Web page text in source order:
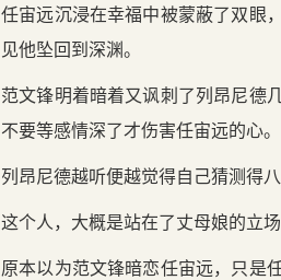
任宙远沉浸在幸福中被蒙蔽了双眼
见他坠回到深渊。
范文锋明着暗着又讽刺了列昂尼德
不要等感情深了才伤害任宙远的心。
列昂尼德越听便越觉得自己猜测得
这个人，大概是站在了丈母娘的立场
原本以为范文锋暗恋任宙远，只是